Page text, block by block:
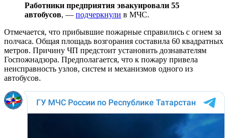
Работники предприятия эвакуировали 55
автобусов, — подчеркнули в МЧС.
Отмечается, что прибывшие пожарные справились с огнем за
полчаса. Общая площадь возгорания составила 60 квадратных
метров. Причину ЧП предстоит установить дознавателям
Госпожнадзора. Предполагается, что к пожару привела
неисправность узлов, систем и механизмов одного из
автобусов.